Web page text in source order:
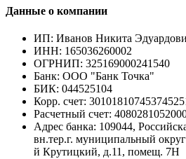
Данные о компании
ИП: Иванов Никита
ИНН: 165036260002
ОГРНИП: 325169000241540
Банк: ООО "Банк Точка"
БИК: 044525104
Корр. счет:
Расчетный счет:
Адрес банка: 109044,
вн.тер.г. муниципальный
й Крутицкий, д.11, помещ. 7Н